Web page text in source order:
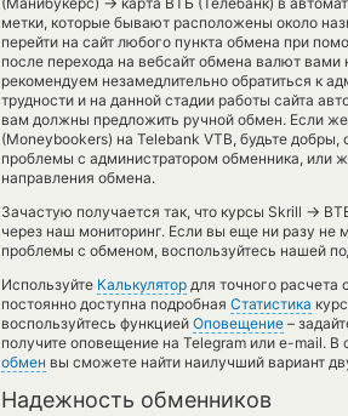
метки, которые бывают расположены около
перейти на сайт любого пункта обмена при
после перехода на вебсайт обмена валют
рекомендуем незамедлительно обратиться к
трудности и на данной стадии работы сайта
вам должны предложить ручной обмен. Если
(Moneybookers) на Telebank VTB, будьте
проблемы с администратором обменника, или
направления обмена.
Зачастую получается так, что курсы Skrill →
через наш мониторинг. Если вы еще ни разу не
проблемы с обменом, воспользуйтесь нашей
Используйте Калькулятор для точного
постоянно доступна подробная Статистика
воспользуйтесь функцией Оповещение –
получите оповещение на Telegram или e-mail.
обмен вы сможете найти наилучший вариант
Надежность обменников